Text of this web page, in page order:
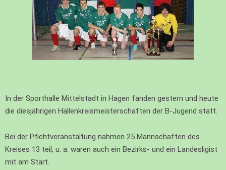
In der Sporthalle Mittelstadt in Hagen fanden gestern und heute
die diesjährigen Hallenkreismeisterschaften der B-Jugend statt.
Bei der Pfichtveranstaltung nahmen 25 Mannschaften des
Kreises 13 teil, u. a. waren auch ein Bezirks- und ein Landesligist
mit am Start.